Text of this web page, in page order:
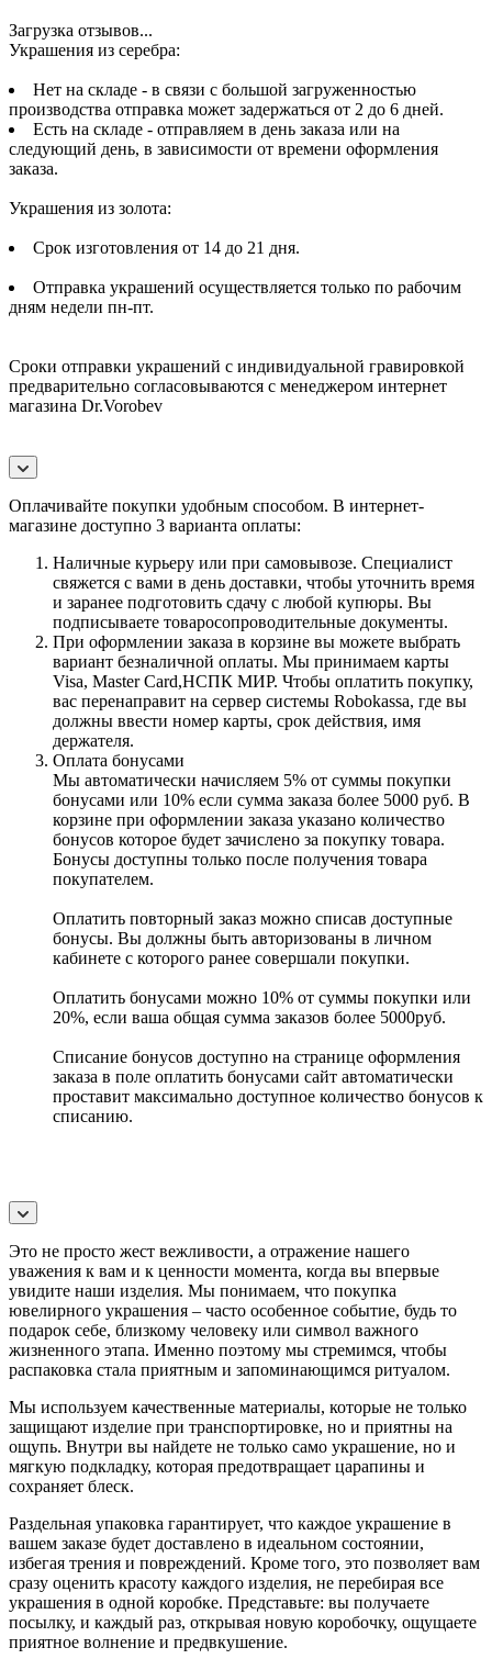
Загрузка отзывов...
Украшения из серебра:
Нет на складе - в связи с большой загруженностью
производства отправка может задержаться от 2 до 6 дней.
Есть на складе - отправляем в день заказа или на
следующий день, в зависимости от времени оформления
заказа.
Украшения из золота:
Срок изготовления от 14 до 21 дня.
Отправка украшений осуществляется только по рабочим
дням недели пн-пт.
Сроки отправки украшений с индивидуальной гравировкой
предварительно согласовываются с менеджером интернет
магазина Dr.Vorobev
Оплачивайте покупки удобным способом. В интернет-
магазине доступно 3 варианта оплаты:
Наличные курьеру или при самовывозе. Специалист
свяжется с вами в день доставки, чтобы уточнить время
и заранее подготовить сдачу с любой купюры. Вы
подписываете товаросопроводительные документы.
При оформлении заказа в корзине вы можете выбрать
вариант безналичной оплаты. Мы принимаем карты
Visa, Master Card,НСПК МИР. Чтобы оплатить покупку,
вас перенаправит на сервер системы Robokassa, где вы
должны ввести номер карты, срок действия, имя
держателя.
Оплата бонусами
Мы автоматически начисляем 5% от суммы покупки
бонусами или 10% если сумма заказа более 5000 руб. В
корзине при оформлении заказа указано количество
бонусов которое будет зачислено за покупку товара.
Бонусы доступны только после получения товара
покупателем.
Оплатить повторный заказ можно списав доступные
бонусы. Вы должны быть авторизованы в личном
кабинете с которого ранее совершали покупки.
Оплатить бонусами можно 10% от суммы покупки или
20%, если ваша общая сумма заказов более 5000руб.
Списание бонусов доступно на странице оформления
заказа в поле оплатить бонусами сайт автоматически
проставит максимально доступное количество бонусов к
списанию.
Это не просто жест вежливости, а отражение нашего
уважения к вам и к ценности момента, когда вы впервые
увидите наши изделия. Мы понимаем, что покупка
ювелирного украшения – часто особенное событие, будь то
подарок себе, близкому человеку или символ важного
жизненного этапа. Именно поэтому мы стремимся, чтобы
распаковка стала приятным и запоминающимся ритуалом.
Мы используем качественные материалы, которые не только
защищают изделие при транспортировке, но и приятны на
ощупь. Внутри вы найдете не только само украшение, но и
мягкую подкладку, которая предотвращает царапины и
сохраняет блеск.
Раздельная упаковка гарантирует, что каждое украшение в
вашем заказе будет доставлено в идеальном состоянии,
избегая трения и повреждений. Кроме того, это позволяет вам
сразу оценить красоту каждого изделия, не перебирая все
украшения в одной коробке. Представьте: вы получаете
посылку, и каждый раз, открывая новую коробочку, ощущаете
приятное волнение и предвкушение.